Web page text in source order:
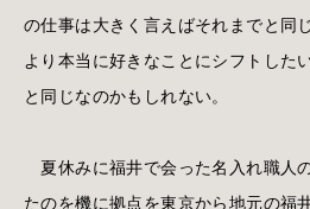
の仕事は大きく言えばそれまでと同
より本当に好きなことにシフトした
と同じなのかもしれない。
夏休みに福井で会った名入れ職人
たのを機に拠点を東京から地元の福